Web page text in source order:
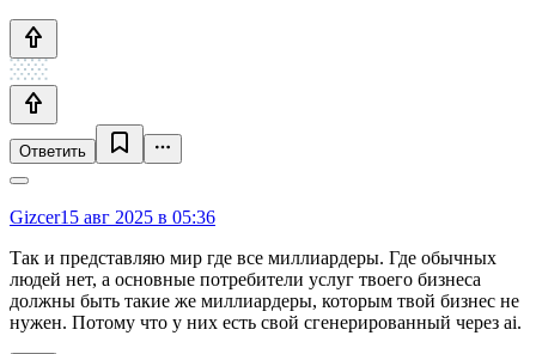
Ответить
Gizcer15 авг 2025 в 05:36
Так и представляю мир где все миллиардеры. Где обычных
людей нет, а основные потребители услуг твоего бизнеса
должны быть такие же миллиардеры, которым твой бизнес не
нужен. Потому что у них есть свой сгенерированный через ai.